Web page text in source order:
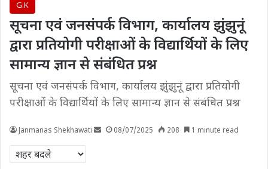
G.K
सूचना एवं जनसंपर्क विभाग, कार्यालय झुंझुनूं
द्वारा प्रतियोगी परीक्षाओं के विद्यार्थियों के लिए
सामान्य ज्ञान से संबंधित प्रश्न
सूचना एवं जनसंपर्क विभाग, कार्यालय झुंझुनूं द्वारा प्रतियोगी
परीक्षाओं के विद्यार्थियों के लिए सामान्य ज्ञान से संबंधित प्रश्न
Janmanas Shekhawati 08/07/2025 208 1 minute read